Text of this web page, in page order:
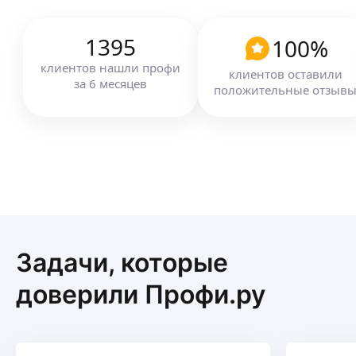
1395
клиентов нашли профи
за 6 месяцев
100%
клиентов оставили
положительные отзывы
Задачи, которые
доверили Профи.ру